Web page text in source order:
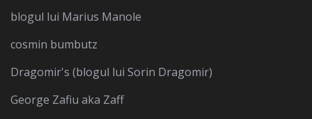
blogul lui Marius Manole
cosmin bumbutz
Dragomir's (blogul lui Sorin Dragomir)
George Zafiu aka Zaff